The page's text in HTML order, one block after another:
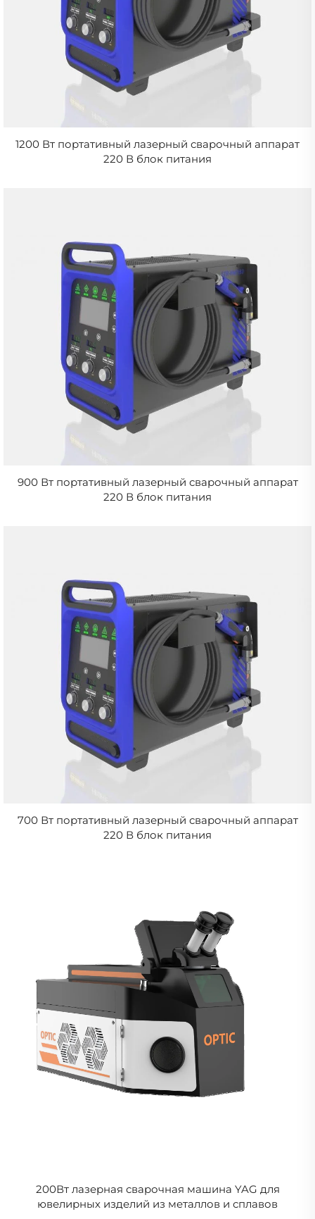
1200 Вт портативный лазерный сварочный аппарат
220 В блок питания
900 Вт портативный лазерный сварочный аппарат
220 В блок питания
700 Вт портативный лазерный сварочный аппарат
220 В блок питания
200Вт лазерная сварочная машина YAG для
ювелирных изделий из металлов и сплавов